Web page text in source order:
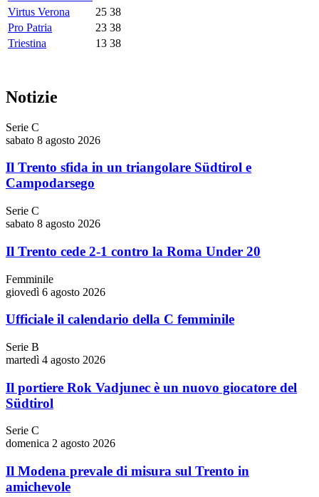
Virtus Verona
25 38
Pro Patria
23 38
Triestina
13 38
Notizie
Serie C
sabato 8 agosto 2026
Il Trento sfida in un triangolare Südtirol e
Campodarsego
Serie C
sabato 8 agosto 2026
Il Trento cede 2-1 contro la Roma Under 20
Femminile
giovedì 6 agosto 2026
Ufficiale il calendario della C femminile
Serie B
martedì 4 agosto 2026
Il portiere Rok Vadjunec è un nuovo giocatore del
Südtirol
Serie C
domenica 2 agosto 2026
Il Modena prevale di misura sul Trento in
amichevole